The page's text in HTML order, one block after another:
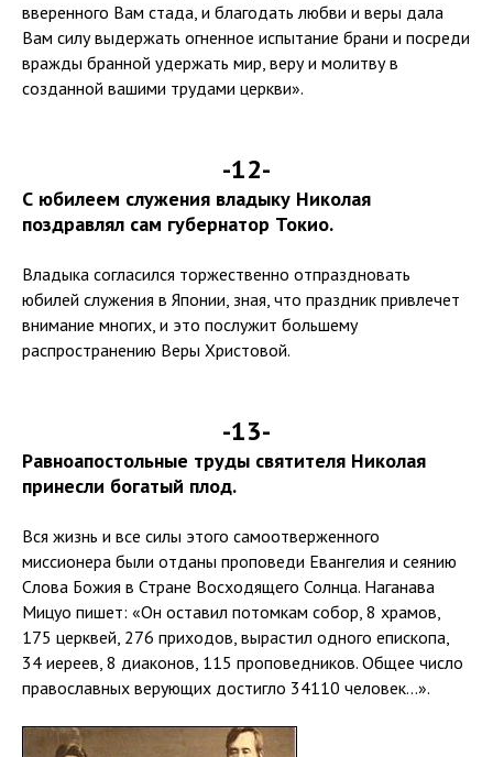
вверенного Вам стада, и благодать любви и веры дала
Вам силу выдержать огненное испытание брани и посреди
вражды бранной удержать мир, веру и молитву в
созданной вашими трудами церкви».
-12-
С юбилеем служения владыку Николая
поздравлял сам губернатор Токио.
Владыка согласился торжественно отпраздновать
юбилей служения в Японии, зная, что праздник привлечет
внимание многих, и это послужит большему
распространению Веры Христовой.
-13-
Равноапостольные труды святителя Николая
принесли богатый плод.
Вся жизнь и все силы этого самоотверженного
миссионера были отданы проповеди Евангелия и сеянию
Слова Божия в Стране Восходящего Солнца. Наганава
Мицуо пишет: «Он оставил потомкам собор, 8 храмов,
175 церквей, 276 приходов, вырастил одного епископа,
34 иереев, 8 диаконов, 115 проповедников. Общее число
православных верующих достигло 34110 человек…».